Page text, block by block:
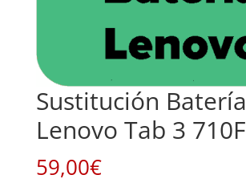
Sustitución Batería
Lenovo Tab 3 710F
59,00€